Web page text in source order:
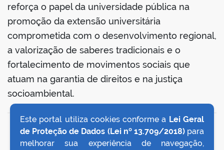
reforça o papel da universidade pública na
promoção da extensão universitária
comprometida com o desenvolvimento regional,
a valorização de saberes tradicionais e o
fortalecimento de movimentos sociais que
atuam na garantia de direitos e na justiça
socioambiental.
VOLTAR AO TOPO
Este portal utiliza cookies conforme a Lei Geral
de Proteção de Dados (Lei nº 13.709/2018)para
melhorar sua experiência de navegação,